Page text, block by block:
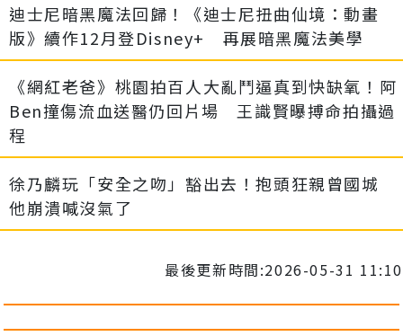
迪士尼暗黑魔法回歸！《迪士尼扭曲仙境：動畫
版》續作12月登Disney+ 再展暗黑魔法美學
《網紅老爸》桃園拍百人大亂鬥逼真到快缺氧！阿
Ben撞傷流血送醫仍回片場 王識賢曝搏命拍攝過
程
徐乃麟玩「安全之吻」豁出去！抱頭狂親曾國城
他崩潰喊沒氣了
最後更新時間:2026-05-31 11:10